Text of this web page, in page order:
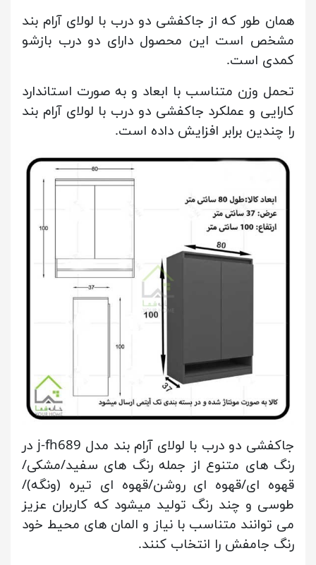
همان طور که از جاکفشی دو درب با لولای آرام بند
مشخص است این محصول دارای دو درب بازشو
کمدی است.
تحمل وزن متناسب با ابعاد و به صورت استاندارد
کارایی و عملکرد جاکفشی دو درب با لولای آرام بند
را چندین برابر افزایش داده است.
جاکفشی دو درب با لولای آرام بند مدل j-fh689 در
رنگ های متنوع از جمله رنگ های سفید/مشکی/
قهوه ای/قهوه ای روشن/قهوه ای تیره (ونگه)/
طوسی و چند رنگ تولید میشود که کاربران عزیز
می توانند متناسب با نیاز و المان های محیط خود
رنگ جامفش را انتخاب کنند.